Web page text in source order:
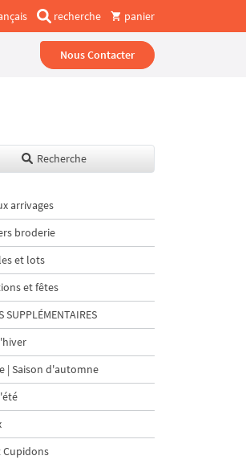
recherche panier
Nous Contacter
Recherche
arrivages
broderie
et lots
et fêtes
SUPPLÉMENTAIRES
| Saison d'automne
Cupidons